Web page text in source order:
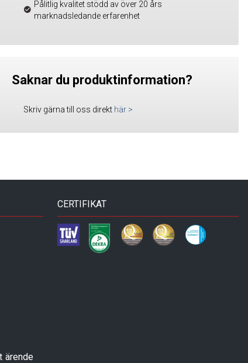
Pålitlig kvalitet stödd av över 20 års
marknadsledande erfarenhet
Saknar du produktinformation?
Skriv gärna till oss direkt här >
ärende
CERTIFIKAT